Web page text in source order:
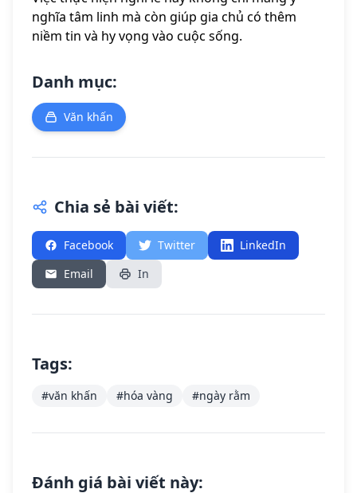
nghĩa tâm linh mà còn giúp gia chủ có thêm
niềm tin và hy vọng vào cuộc sống.
Danh mục:
Văn khấn
Chia sẻ bài viết:
Facebook Twitter
LinkedIn
Email
In
Tags:
#văn khấn #hóa vàng #ngày rằm
Đánh giá bài viết này: